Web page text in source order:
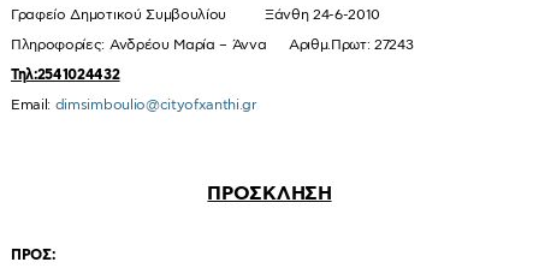
Γραφείο Δημοτικού Συμβουλίου Ξάνθη 24-6-2010
Πληροφορίες: Ανδρέου Μαρία – Άννα Αριθμ.Πρωτ: 27243
Τηλ:2541024432
Email: dimsimboulio@cityofxanthi.gr
ΠΡΟΣΚΛΗΣΗ
ΠΡΟΣ: